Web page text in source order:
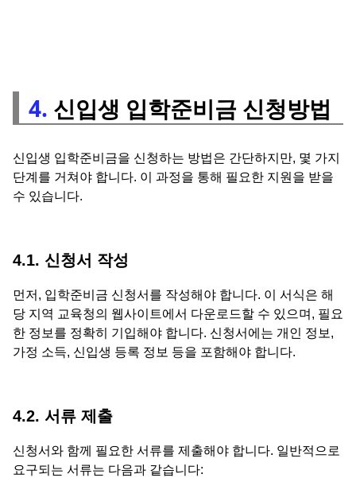
4. 신입생 입학준비금 신청방법
신입생 입학준비금을 신청하는 방법은 간단하지만, 몇 가지
단계를 거쳐야 합니다. 이 과정을 통해 필요한 지원을 받을
수 있습니다.
4.1. 신청서 작성
먼저, 입학준비금 신청서를 작성해야 합니다. 이 서식은 해
당 지역 교육청의 웹사이트에서 다운로드할 수 있으며, 필요
한 정보를 정확히 기입해야 합니다. 신청서에는 개인 정보,
가정 소득, 신입생 등록 정보 등을 포함해야 합니다.
4.2. 서류 제출
신청서와 함께 필요한 서류를 제출해야 합니다. 일반적으로
요구되는 서류는 다음과 같습니다: